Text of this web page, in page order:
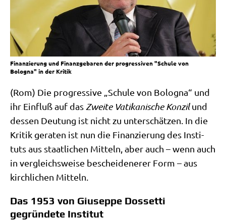
Finanzierung und Finanzgebaren der progressiven "Schule von
Bologna" in der Kritik
(Rom) Die pro­gres­si­ve „Schu­le von Bolo­gna“ und
ihr Ein­fluß auf das Zwei­te Vati­ka­ni­sche Kon­zilund
des­sen Deu­tung ist nicht zu unter­schät­zen. In die
Kri­tik gera­ten ist nun die Finan­zie­rung des Insti­
tuts aus staat­li­chen Mit­teln, aber auch – wenn auch
in ver­gleichs­wei­se beschei­de­ne­rer Form – aus
kirch­li­chen Mitteln.
Das 1953 von Giuseppe Dossetti
gegründete Institut